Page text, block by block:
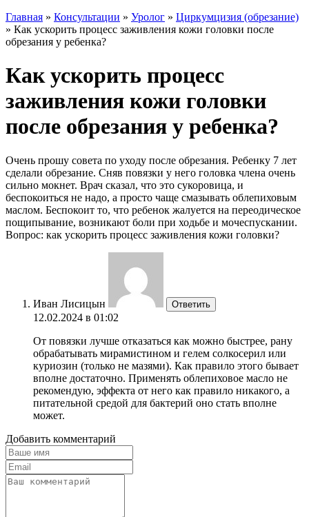
Главная » Консультации » Уролог » Циркумцизия (обрезание)
» Как ускорить процесс заживления кожи головки после
обрезания у ребенка?
Как ускорить процесс
заживления кожи головки
после обрезания у ребенка?
Очень прошу совета по уходу после обрезания. Ребенку 7 лет
сделали обрезание. Сняв повязки у него головка члена очень
сильно мокнет. Врач сказал, что это сукоровица, и
беспокоиться не надо, а просто чаще смазывать облепиховым
маслом. Беспокоит то, что ребенок жалуется на переодическое
пощипывание, возникают боли при ходьбе и мочеспускании.
Вопрос: как ускорить процесс заживления кожи головки?
Иван Лисицын Ответить
12.02.2024 в 01:02
От повязки лучше отказаться как можно быстрее, рану
обрабатывать мирамистином и гелем солкосерил или
куриозин (только не мазями). Как правило этого бывает
вполне достаточно. Применять облепиховое масло не
рекомендую, эффекта от него как правило никакого, а
питательной средой для бактерий оно стать вполне
может.
Добавить комментарий